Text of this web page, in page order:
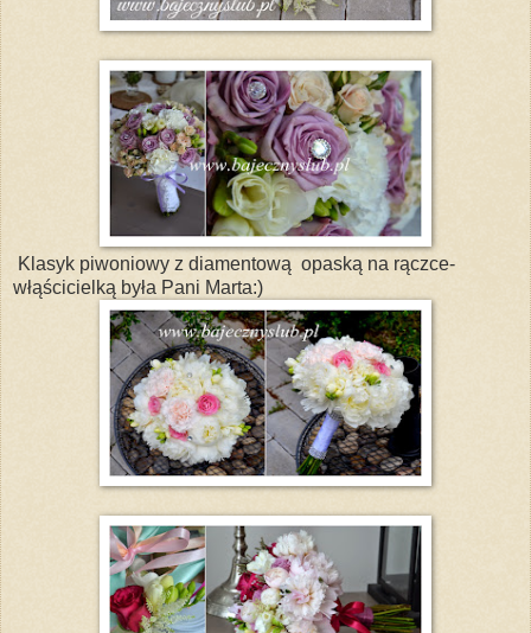
Klasyk piwoniowy z diamentową opaską na rączce-
włąścicielką była Pani Marta:)